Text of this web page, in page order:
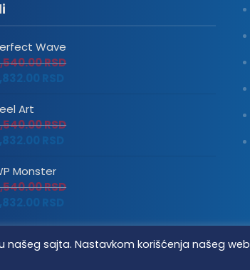
Wave
RSD
Art
RSD
Monster
RSD
našeg sajta. Nastavkom korišćenja našeg web